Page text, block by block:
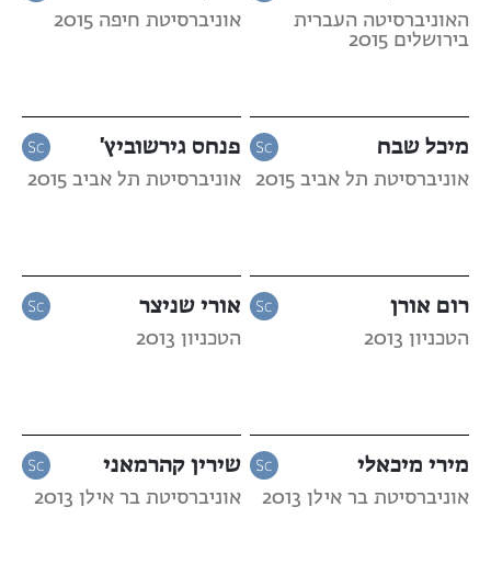
האוניברסיטה העברית
בירושלים 2015
אוניברסיטת חיפה 2015
מיכל שבח
אוניברסיטת תל אביב 2015
פנחס גירשוביץ'
אוניברסיטת תל אביב 2015
רום אורן
הטכניון 2013
אורי שניצר
הטכניון 2013
מירי מיכאלי
אוניברסיטת בר אילן 2013
שירין קהרמאני
אוניברסיטת בר אילן 2013